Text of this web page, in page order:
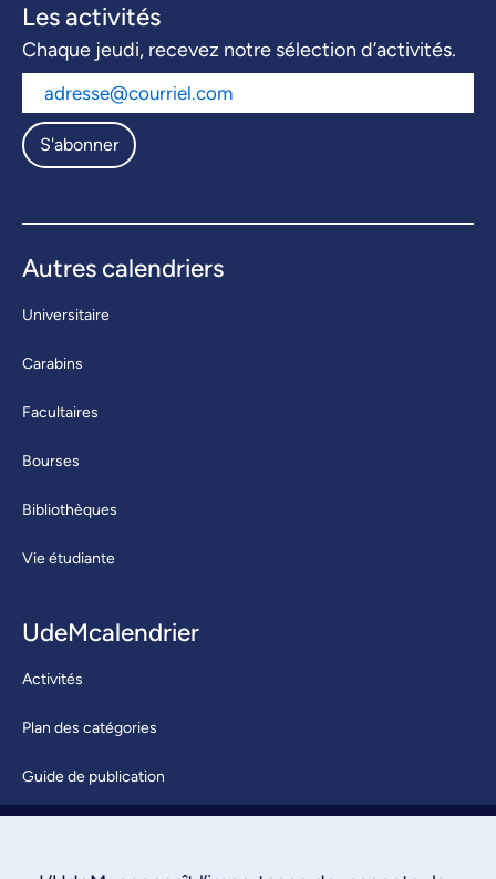
Les activités
Chaque jeudi, recevez notre sélection d’activités.
S'abonner
Autres calendriers
Universitaire
Carabins
Facultaires
Bourses
Bibliothèques
Vie étudiante
UdeMcalendrier
Activités
Plan des catégories
Guide de publication
À propos / Nous joindre